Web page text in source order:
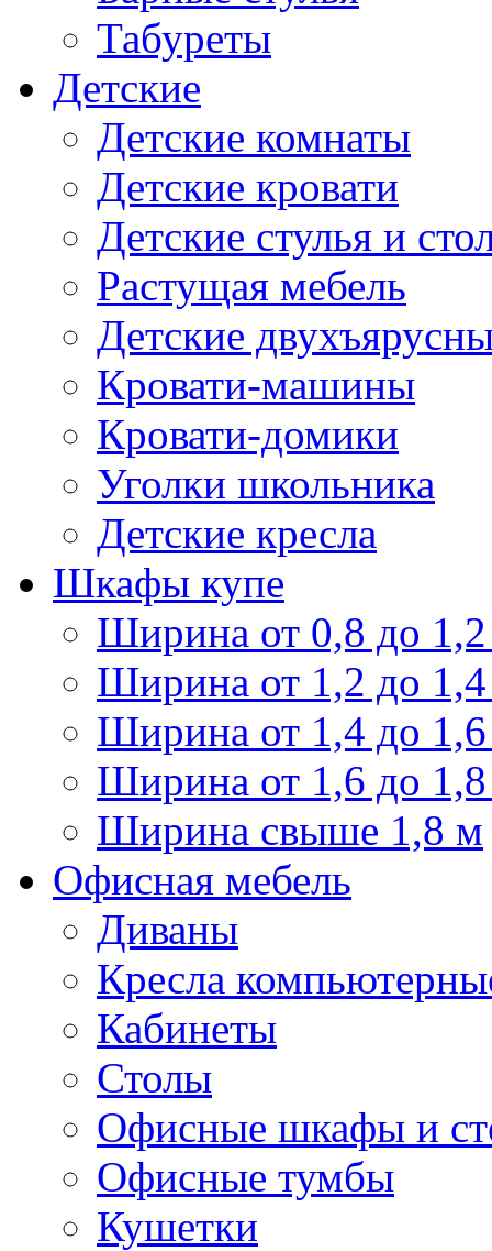
Табуреты
Детские
Детские комнаты
Детские кровати
Детские стулья и
Растущая мебель
Детские
Кровати-машины
Кровати-домики
Уголки школьника
Детские кресла
Шкафы купе
Ширина от 0,8 до
Ширина от 1,2 до
Ширина от 1,4 до
Ширина от 1,6 до
Ширина свыше 1,8 м
Офисная мебель
Диваны
Кресла
Кабинеты
Столы
Офисные шкафы и
Офисные тумбы
Кушетки